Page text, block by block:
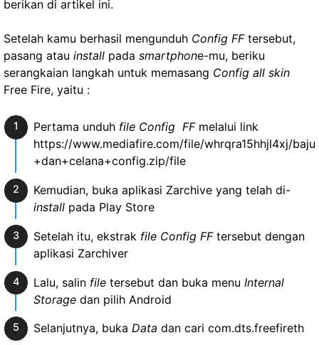
berikan di artikel ini.
Setelah kamu berhasil mengunduh Config FFtersebut,
pasang atau install pada smartphone-mu, beriku
serangkaian langkah untuk memasang Config all skin
Free Fire, yaitu :
Pertama unduh file Config FFmelalui link
https://www.mediafire.com/file/whrqra15hhjl4xj/baju
+dan+celana+config.zip/file
Kemudian, buka aplikasi Zarchive yang telah di-
installpada Play Store
Setelah itu, ekstrak file Config FFtersebut dengan
aplikasi Zarchiver
Lalu, salin filetersebut dan buka menu Internal
Storagedan pilih Android
Selanjutnya, buka Data dan cari com.dts.freefireth